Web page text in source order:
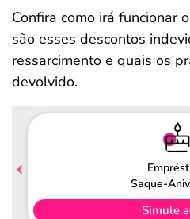
Confira como irá funcionar
são esses descontos
ressarcimento e quais os
devolvido.
Saque-
Simule